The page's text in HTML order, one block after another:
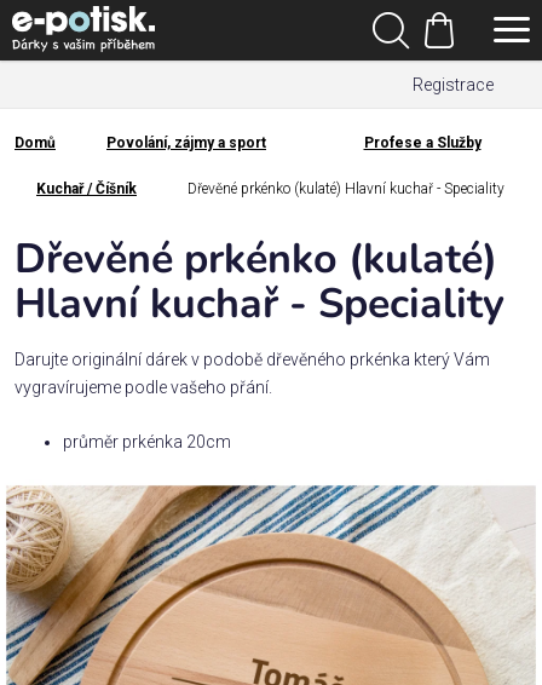
Přejít
na
obsah
Registrace
Hledat
Nákupní
košík
Kategorie
Dárek
pro
Rodina
/
Povolání,
zájmy a
sport
Příležitosti
Domácnost
Domů
Domů Povolání, zájmy a sport Profese a Služby
Kuchař / Číšník Dřevěné prkénko (kulaté) Hlavní kuchař - Speciality
Dřevěné prkénko (kulaté)
Hlavní kuchař - Speciality
Darujte originální dárek v podobě dřevěného prkénka který Vám
vygravírujeme podle vašeho přání.
průměr prkénka 20cm